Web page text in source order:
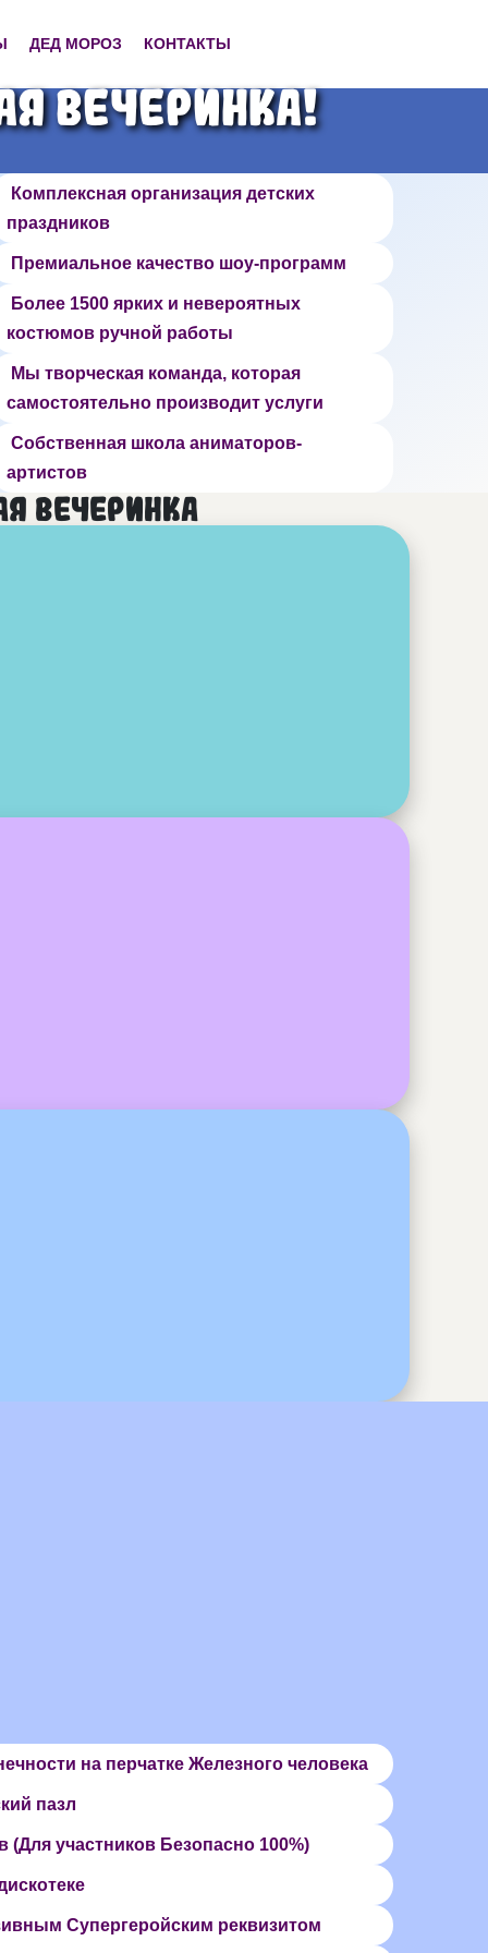
ДЕД МОРОЗ КОНТАКТЫ
вечеринка!
Комплексная организация детских
праздников
Премиальное качество шоу-программ
Более 1500 ярких и невероятных
костюмов ручной работы
Мы творческая команда, которая
самостоятельно производит услуги
Собственная школа аниматоров-
артистов
вечеринка
на перчатке Железного человека
пазл
участников Безопасно 100%)
Супергеройским реквизитом